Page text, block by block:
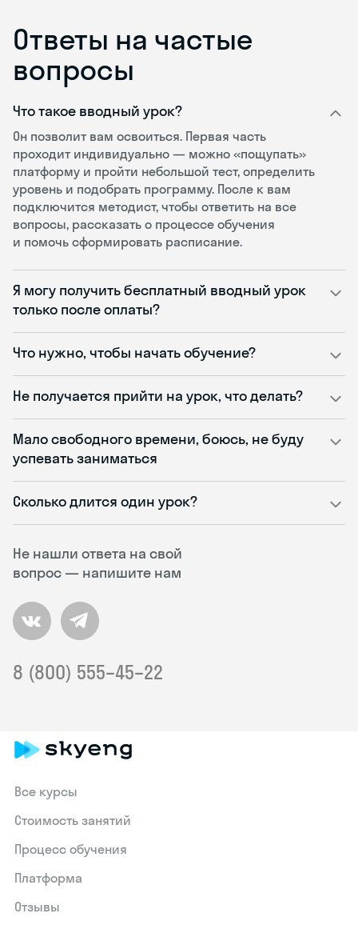
Ответы на частые
вопросы
Не нашли ответа на свой
вопрос — напишите нам
8 (800) 555–45–22
Что такое вводный урок?
Он позволит вам освоиться. Первая часть
проходит индивидуально — можно «пощупать»
платформу и пройти небольшой тест, определить
уровень и подобрать программу. После к вам
подключится методист, чтобы ответить на все
вопросы, рассказать о процессе обучения
и помочь сформировать расписание.
Я могу получить бесплатный вводный урок
только после оплаты?
Что нужно, чтобы начать обучение?
Не получается прийти на урок, что делать?
Мало свободного времени, боюсь, не буду
успевать заниматься
Сколько длится один урок?
Все курсы
Стоимость занятий
Процесс обучения
Платформа
Отзывы